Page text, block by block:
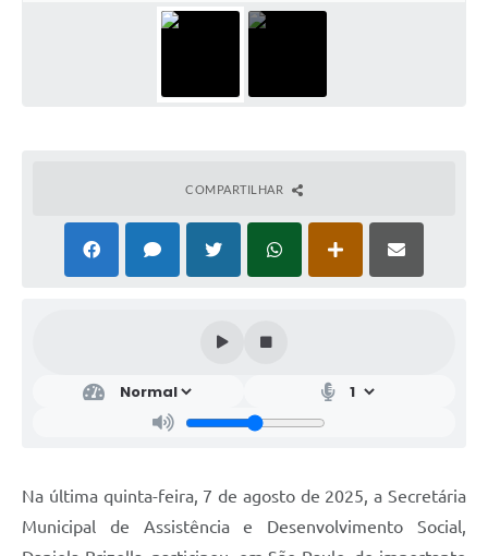
COMPARTILHAR
Na última quinta-feira, 7 de agosto de 2025, a Secretária
Municipal de Assistência e Desenvolvimento Social,